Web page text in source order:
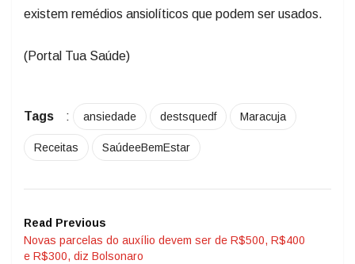
existem remédios ansiolíticos que podem ser usados.
(Portal Tua Saúde)
Tags : ansiedade destsquedf Maracuja
Receitas SaúdeeBemEstar
Read Previous
Novas parcelas do auxílio devem ser de R$500, R$400
e R$300, diz Bolsonaro